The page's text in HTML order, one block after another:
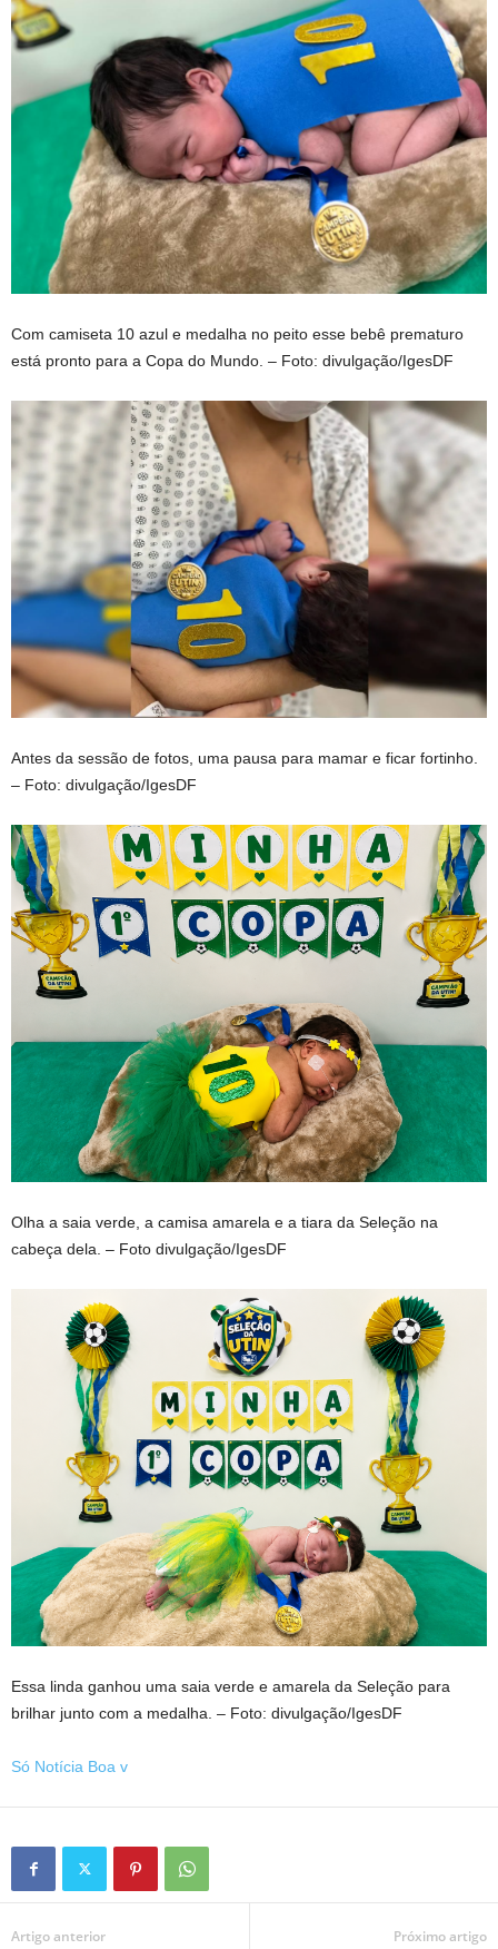
Com camiseta 10 azul e medalha no peito esse bebê prematuro
está pronto para a Copa do Mundo. – Foto: divulgação/IgesDF
Antes da sessão de fotos, uma pausa para mamar e ficar fortinho.
– Foto: divulgação/IgesDF
Olha a saia verde, a camisa amarela e a tiara da Seleção na
cabeça dela. – Foto divulgação/IgesDF
Essa linda ganhou uma saia verde e amarela da Seleção para
brilhar junto com a medalha. – Foto: divulgação/IgesDF
Só Notícia Boa v
Artigo anterior Próximo artigo